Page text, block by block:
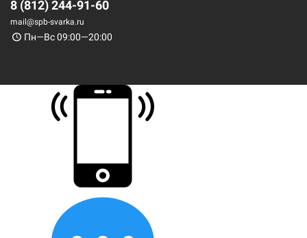
8 (812) 244-91-60
mail@spb-svarka.ru
Пн—Вс 09:00—20:00